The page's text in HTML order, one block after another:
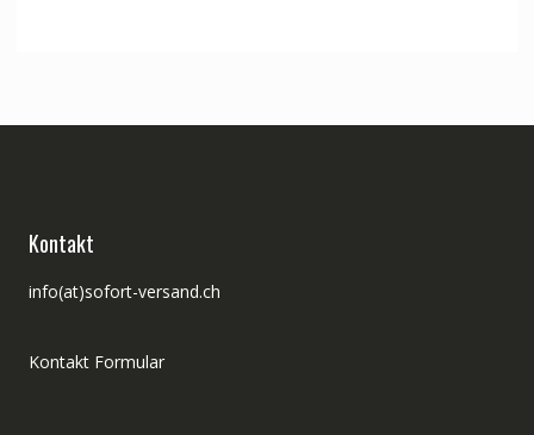
Kontakt
info(at)sofort-versand.ch
Kontakt Formular